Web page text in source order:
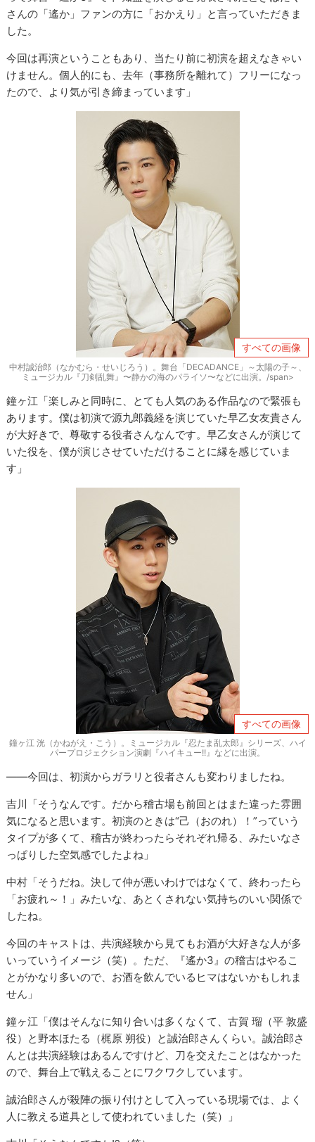
さんの「遙か」ファンの方に「おかえり」と言っていただきま
した。
今回は再演ということもあり、当たり前に初演を超えなきゃい
けません。個人的にも、去年（事務所を離れて）フリーになっ
たので、より気が引き締まっています」
すべての画像
中村誠治郎（なかむら・せいじろう）。舞台「DECADANCE」～太陽の子～、
ミュージカル『刀剣乱舞』〜静かの海のパライソ〜などに出演。/span>
鐘ヶ江「楽しみと同時に、とても人気のある作品なので緊張も
あります。僕は初演で源九郎義経を演じていた早乙女友貴さん
が大好きで、尊敬する役者さんなんです。早乙女さんが演じて
いた役を、僕が演じさせていただけることに縁を感じていま
す」
すべての画像
鐘ヶ江 洸（かねがえ・こう）。ミュージカル『忍たま乱太郎』シリーズ、ハイ
パープロジェクション演劇『ハイキュー!!』などに出演。
――今回は、初演からガラリと役者さんも変わりましたね。
吉川「そうなんです。だから稽古場も前回とはまた違った雰囲
気になると思います。初演のときは“己（おのれ）！”っていう
タイプが多くて、稽古が終わったらそれぞれ帰る、みたいなさ
っぱりした空気感でしたよね」
中村「そうだね。決して仲が悪いわけではなくて、終わったら
「お疲れ～！」みたいな、あとくされない気持ちのいい関係で
したね。
今回のキャストは、共演経験から見てもお酒が大好きな人が多
いっていうイメージ（笑）。ただ、『遙か3』の稽古はやるこ
とがかなり多いので、お酒を飲んでいるヒマはないかもしれま
せん」
鐘ヶ江「僕はそんなに知り合いは多くなくて、古賀 瑠（平 敦盛
役）と野本ほたる（梶原 朔役）と誠治郎さんくらい。誠治郎さ
んとは共演経験はあるんですけど、刀を交えたことはなかった
ので、舞台上で戦えることにワクワクしています。
誠治郎さんが殺陣の振り付けとして入っている現場では、よく
人に教える道具として使われていました（笑）」